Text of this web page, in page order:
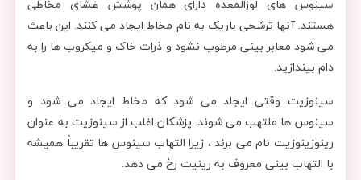
سینوس های لوزالمعده دارای همان پوشش غشای مخاطی
هستند. آنها ترشحی باریک به نام مخاط ایجاد می کنند. این باعث
می شود معابر بینی مرطوب نشود و ذرات خاک و میکروب ها را به
دام بیندازید.
سینوزیت وقتی ایجاد می شود که مخاط ایجاد می شود و
سینوس ها ملتهب می شوند. پزشکان اغلب از سینوزیت به عنوان
رینوزینوزیت نام می برند ، زیرا التهاب سینوس ها تقریباً همیشه
با التهاب بینی معروف به رینیت رخ می دهد.